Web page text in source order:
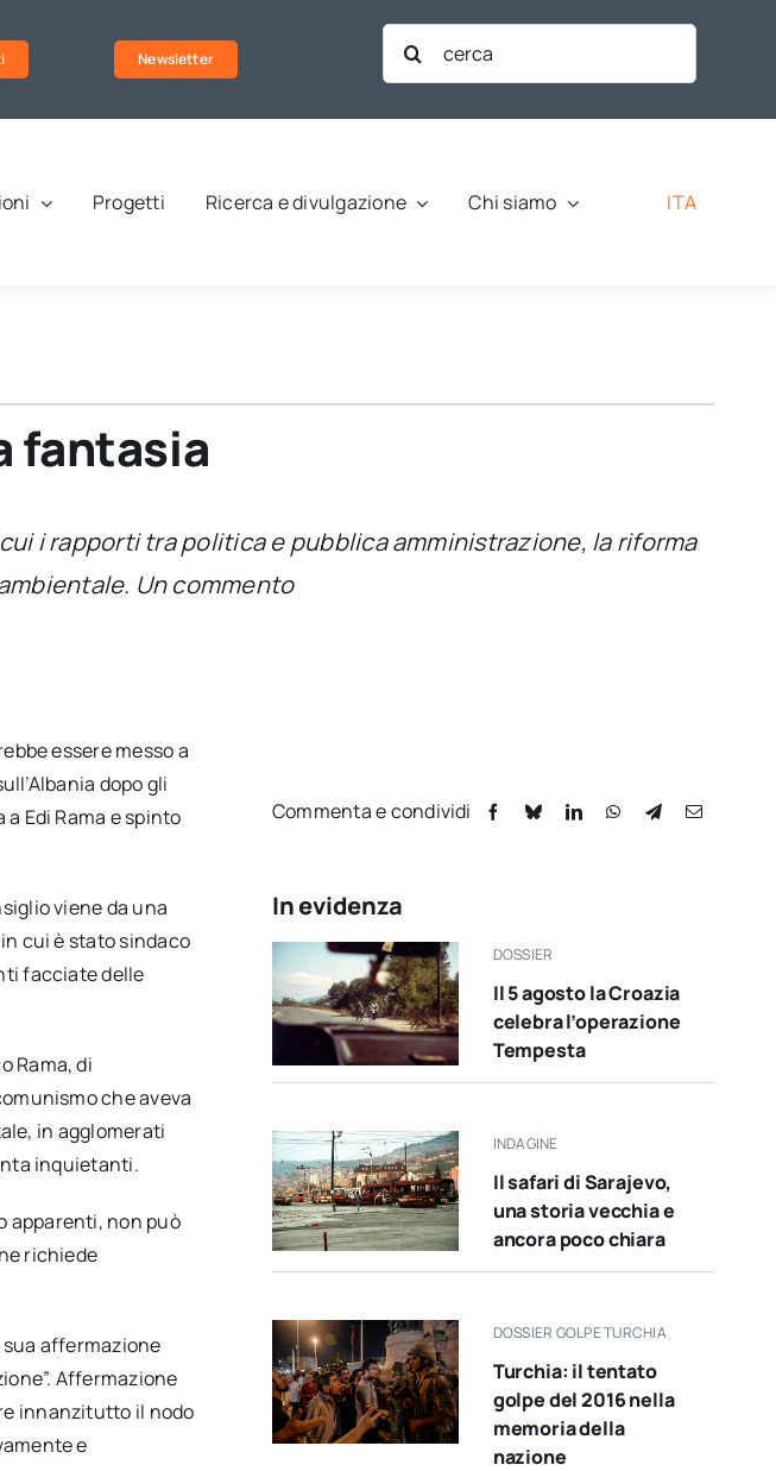
Newsletter
Cerca
per:
Progetti Ricerca e divulgazione Chi siamo ITA
fantasia
i rapporti tra politica e pubblica amministrazione, la riforma
Un commento
essere messo a
dopo gli
Edi Rama e spinto
viene da una
cui è stato sindaco
facciate delle
Rama, di
che aveva
in agglomerati
inquietanti.
apparenti, non può
richiede
affermazione
Affermazione
innanzitutto il nodo
e
Commenta e condividi
In evidenza
DOSSIER
Il 5 agosto la Croazia
celebra l’operazione
Tempesta
INDAGINE
Il safari di Sarajevo,
una storia vecchia e
ancora poco chiara
DOSSIER GOLPE TURCHIA
Turchia: il tentato
golpe del 2016 nella
memoria della
nazione